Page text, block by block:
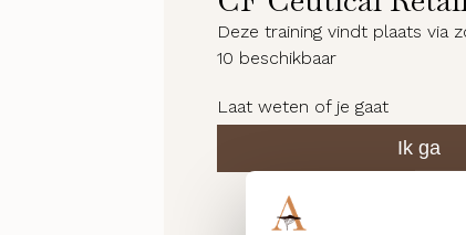
Deze training vindt plaats via
10 beschikbaar
Laat weten of je gaat
Ik ga